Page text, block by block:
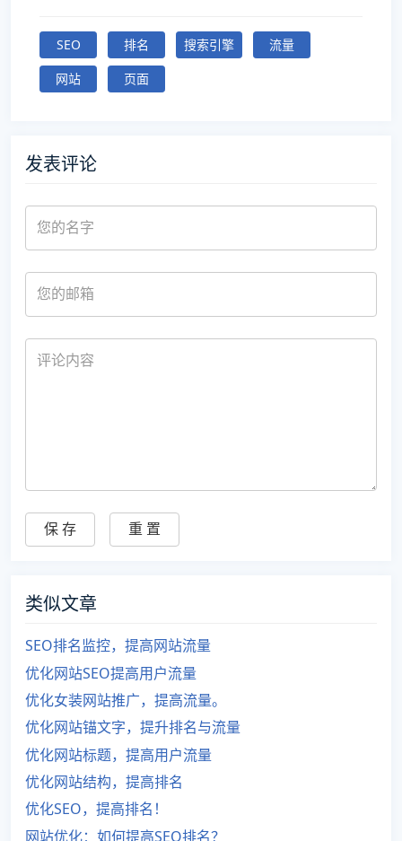
SEO 排名 搜索引擎
流量
网站
页面
发表评论
类似文章
SEO排名监控，提高网站流量
优化网站SEO提高用户流量
优化女装网站推广，提高流量。
优化网站锚文字，提升排名与流量
优化网站标题，提高用户流量
优化网站结构，提高排名
优化SEO，提高排名！
网站优化：如何提高SEO排名？